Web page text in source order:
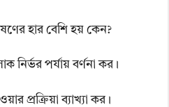
হার বেশি হয় কেন?
নির্ভর পর্যায় বর্ণনা কর।
প্রক্রিয়া ব্যাখ্যা কর।